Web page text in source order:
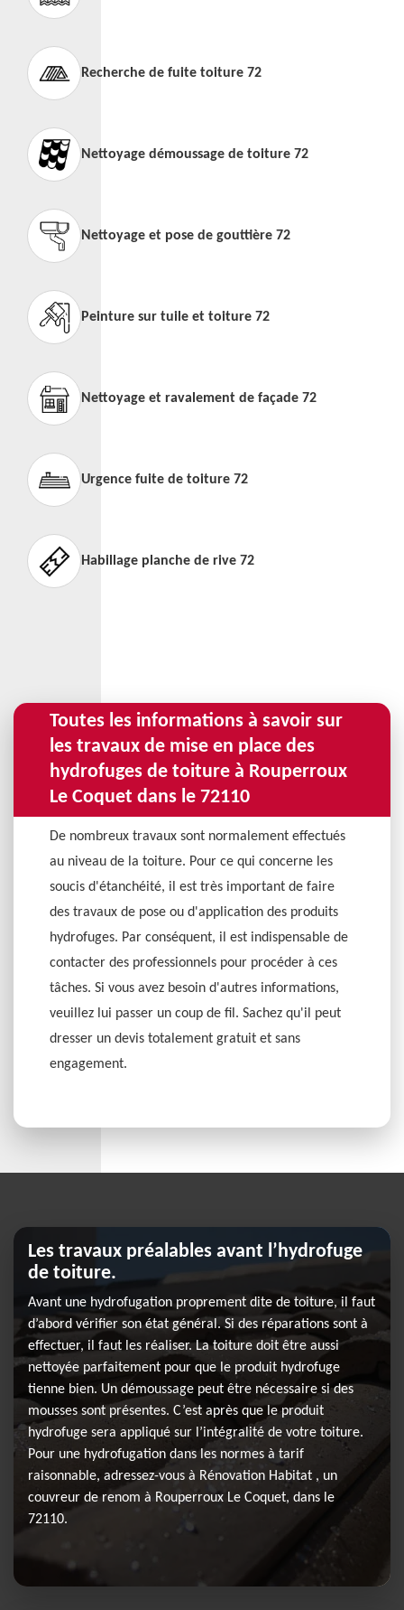
Recherche de fuite toiture 72
Nettoyage démoussage de toiture 72
Nettoyage et pose de gouttière 72
Peinture sur tuile et toiture 72
Nettoyage et ravalement de façade 72
Urgence fuite de toiture 72
Habillage planche de rive 72
Toutes les informations à savoir sur
les travaux de mise en place des
hydrofuges de toiture à Rouperroux
Le Coquet dans le 72110
De nombreux travaux sont normalement effectués
au niveau de la toiture. Pour ce qui concerne les
soucis d'étanchéité, il est très important de faire
des travaux de pose ou d'application des produits
hydrofuges. Par conséquent, il est indispensable de
contacter des professionnels pour procéder à ces
tâches. Si vous avez besoin d'autres informations,
veuillez lui passer un coup de fil. Sachez qu'il peut
dresser un devis totalement gratuit et sans
engagement.
Les travaux préalables avant l’hydrofuge
de toiture.
Avant une hydrofugation proprement dite de toiture, il faut
d’abord vérifier son état général. Si des réparations sont à
effectuer, il faut les réaliser. La toiture doit être aussi
nettoyée parfaitement pour que le produit hydrofuge
tienne bien. Un démoussage peut être nécessaire si des
mousses sont présentes. C’est après que le produit
hydrofuge sera appliqué sur l’intégralité de votre toiture.
Pour une hydrofugation dans les normes à tarif
raisonnable, adressez-vous à Rénovation Habitat , un
couvreur de renom à Rouperroux Le Coquet, dans le
72110.